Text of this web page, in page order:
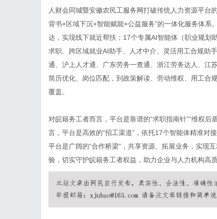
人财会同城暨安徽农民工服务网打破传统人力资源平台
背书+区域下沉+智能赋能+公益服务”的一体化服务体
达，实现线下就近帮扶；17个专属AI智能体（职业规划
求职、跨区域就业AI助手、人才中介、灵活用工合规助
通、沪上人才通、广东劳务一查通、浙江劳务达人、江
简历优化、岗位匹配，到政策解读、劳动维权、用工合
覆盖。
对皖籍务工者而言，平台是靠谱的“求职指南针”“维权
言，平台是高效的“招工渠道”，依托17个智能体精准对
平台是广阔的“合作桥梁”，共享资源、拓展业务，实现
验，切实守护皖籍务工者权益，助力企业与人力机构高